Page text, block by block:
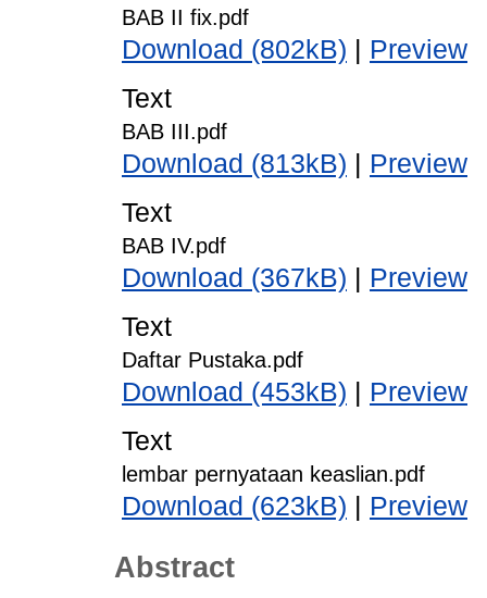
BAB II fix.pdf
Download (802kB) | Preview
Text
BAB III.pdf
Download (813kB) | Preview
Text
BAB IV.pdf
Download (367kB) | Preview
Text
Daftar Pustaka.pdf
Download (453kB) | Preview
Text
lembar pernyataan keaslian.pdf
Download (623kB) | Preview
Abstract